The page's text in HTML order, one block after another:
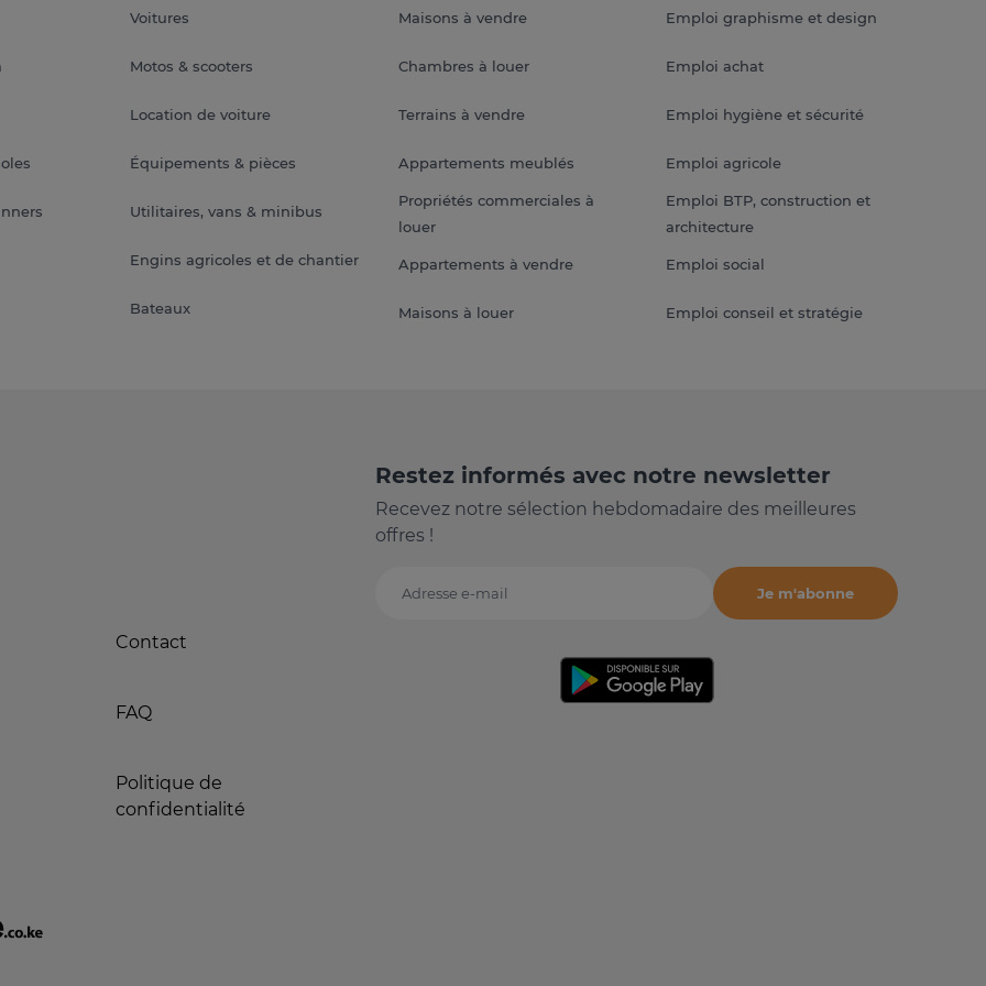
Voitures
Motos & scooters
Location de voiture
Équipements & pièces
Utilitaires, vans & minibus
Engins agricoles et de chantier
Bateaux
Maisons à vendre
Chambres à louer
Terrains à vendre
Appartements meublés
Propriétés commerciales à
louer
Appartements à vendre
Maisons à louer
Emploi graphisme et design
Emploi achat
Emploi hygiène et sécurité
Emploi agricole
Emploi BTP, construction et
architecture
Emploi social
Emploi conseil et stratégie
Contact
FAQ
Politique de
confidentialité
Restez informés avec notre newsletter
Recevez notre sélection hebdomadaire des meilleures
offres !
Adresse e-mail
Je m'abonne